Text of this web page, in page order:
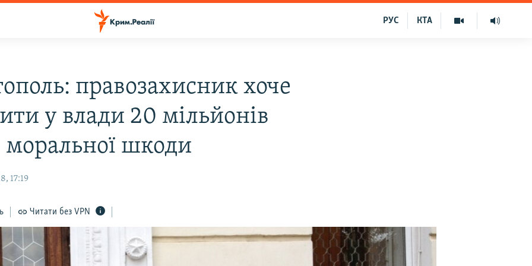
КТА
РУС
правозахисник хоче
у влади 20 мільйонів
моральної шкоди
17:19
Читати без VPN